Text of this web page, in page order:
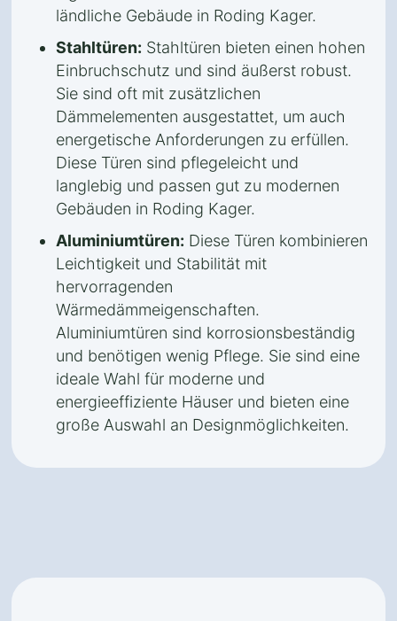
ländliche Gebäude in Roding Kager.
Stahltüren: Stahltüren bieten einen hohen
Einbruchschutz und sind äußerst robust.
Sie sind oft mit zusätzlichen
Dämmelementen ausgestattet, um auch
energetische Anforderungen zu erfüllen.
Diese Türen sind pflegeleicht und
langlebig und passen gut zu modernen
Gebäuden in Roding Kager.
Aluminiumtüren: Diese Türen kombinieren
Leichtigkeit und Stabilität mit
hervorragenden
Wärmedämmeigenschaften.
Aluminiumtüren sind korrosionsbeständig
und benötigen wenig Pflege. Sie sind eine
ideale Wahl für moderne und
energieeffiziente Häuser und bieten eine
große Auswahl an Designmöglichkeiten.